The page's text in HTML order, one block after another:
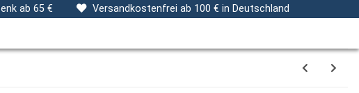
ab 65 € Versandkostenfrei ab 100 € in Deutschland
Stoffe Gutscheine Verpackungsservice